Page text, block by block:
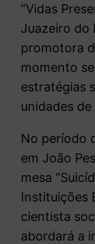
“Vidas
Juazeiro do
promotora
momento
estratégias
unidades de
No período
em João
mesa
Instituições
cientista
abordará a